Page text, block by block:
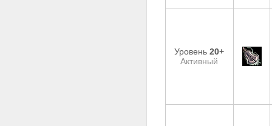
Уровень20+
Активный